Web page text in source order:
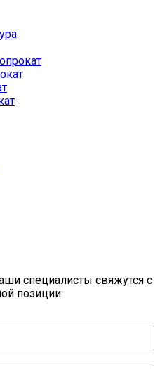
специалисты свяжутся с
позиции